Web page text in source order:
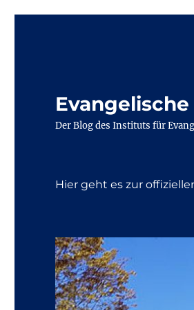
Der Blog des Instituts für
Hier geht es zur